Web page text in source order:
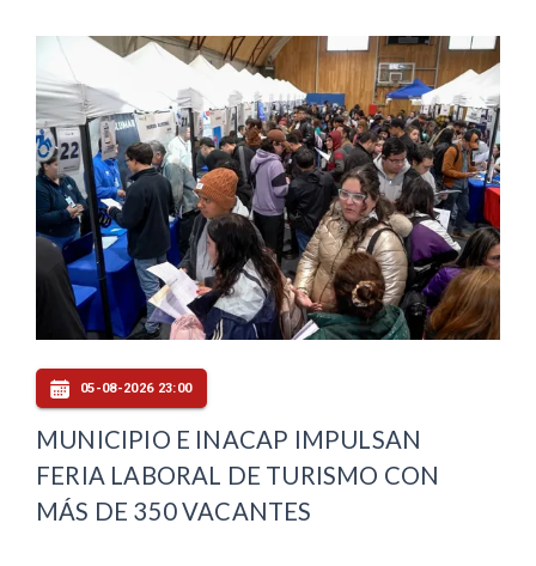
05-08-2026 23:00
MUNICIPIO E INACAP IMPULSAN
FERIA LABORAL DE TURISMO CON
MÁS DE 350 VACANTES